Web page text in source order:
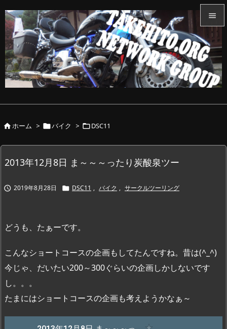


メニュ

サイド


ホーム > バイク > DSC11
2013年12月8日 ま～～～ったり炭酸泉ツー
 2019年8月28日  DSC11 , バイク , サークルツーリング
どうも、たぁーです。
こんなショートコースの企画もしてたんですね。昔は(^_^)
今じゃ、だいたい200～300ぐらいの企画しかしないです
し。。。
たまにはショートコースの企画も考えようかなぁ～